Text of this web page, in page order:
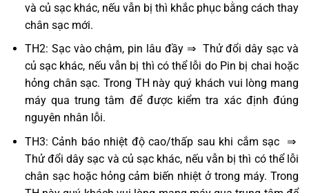
và củ sạc khác, nếu vẫn bị thì khắc phục bằng cách thay
chân sạc mới.
TH2: Sạc vào chậm, pin lâu đầy ⇒ Thử đổi dây sạc và
củ sạc khác, nếu vẫn bị thì có thể lỗi do Pin bị chai hoặc
hỏng chân sạc. Trong TH này quý khách vui lòng mang
máy qua trung tâm để được kiểm tra xác định đúng
nguyên nhân lỗi.
TH3: Cảnh báo nhiệt độ cao/thấp sau khi cắm sạc ⇒
Thử đổi dây sạc và củ sạc khác, nếu vẫn bị thì có thể lỗi
chân sạc hoặc hỏng cảm biến nhiệt ở trong máy. Trong